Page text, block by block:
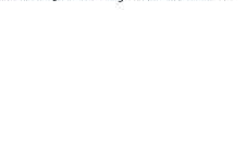
à des Corses, une
l’accès à la propriété aux